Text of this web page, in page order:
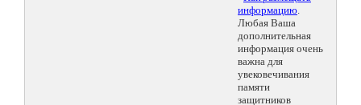
информацию.
Любая Ваша
дополнительная
информация очень
важна для
увековечивания
памяти
защитников